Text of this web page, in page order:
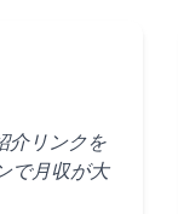
介リンクを
で月収が大